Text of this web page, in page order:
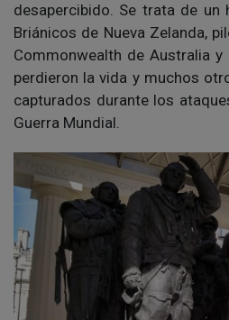
desapercibido. Se trata de
Briánicos de Nueva Zelanda,
Commonwealth de Australia
perdieron la vida y muchos
capturados durante los
Guerra Mundial.